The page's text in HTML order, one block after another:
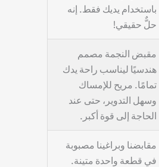
باستخدام يديك فقط. إنه
حلٌّ حقيقي!
مقبض النجمة مصمم
هندسيًا ليناسب راحة يدك
تمامًا. مريح للإمساك
وسهل التدوير، حتى عند
الحاجة إلى قوة أكبر.
مقابضنا وبراغينا مصبوبة
في قطعة واحدة متينة.